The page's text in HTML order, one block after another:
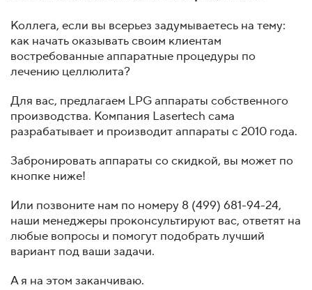
Коллега, если вы всерьез задумываетесь на тему:
как начать оказывать своим клиентам
востребованные аппаратные процедуры по
лечению целлюлита?
Для вас, предлагаем LPG аппараты собственного
производства. Компания Lasertech сама
разрабатывает и производит аппараты с 2010 года.
Забронировать аппараты со скидкой, вы может по
кнопке ниже!
Или позвоните нам по номеру 8 (499) 681-94-24,
наши менеджеры проконсультируют вас, ответят на
любые вопросы и помогут подобрать лучший
вариант под ваши задачи.
А я на этом заканчиваю.